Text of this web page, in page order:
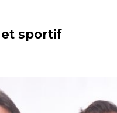
et sportif